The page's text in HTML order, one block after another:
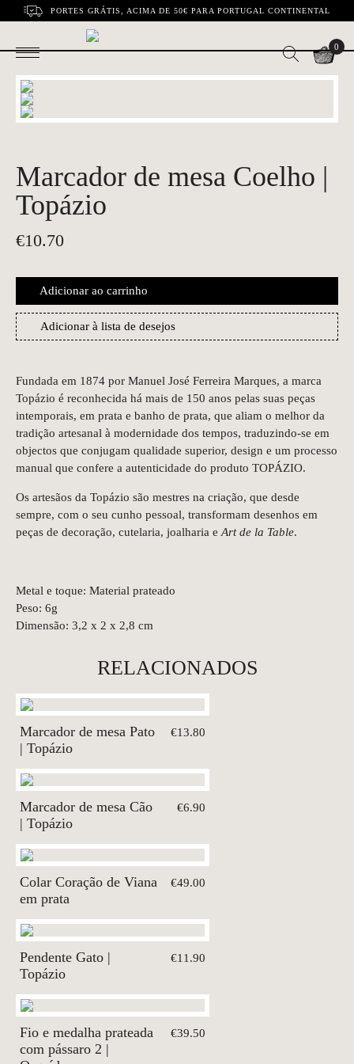
PORTES GRÁTIS, ACIMA DE 50€ PARA PORTUGAL CONTINENTAL
0
Marcador de mesa Coelho |
Topázio
€10.70
Adicionar ao carrinho
Adicionar à lista de desejos
Fundada em 1874 por Manuel José Ferreira Marques, a marca
Topázio é reconhecida há mais de 150 anos pelas suas peças
intemporais, em prata e banho de prata, que aliam o melhor da
tradição artesanal à modernidade dos tempos, traduzindo-se em
objectos que conjugam qualidade superior, design e um processo
manual que confere a autenticidade do produto TOPÁZIO.
Os artesãos da Topázio são mestres na criação, que desde
sempre, com o seu cunho pessoal, transformam desenhos em
peças de decoração, cutelaria, joalharia e Art de la Table.
Metal e toque: Material prateado
Peso: 6g
Dimensão: 3,2 x 2 x 2,8 cm
RELACIONADOS
Marcador de mesa Pato
| Topázio
€13.80
Marcador de mesa Cão
| Topázio
€6.90
Colar Coração de Viana
em prata
€49.00
Pendente Gato |
Topázio
€11.90
Fio e medalha prateada
com pássaro 2 |
€39.50